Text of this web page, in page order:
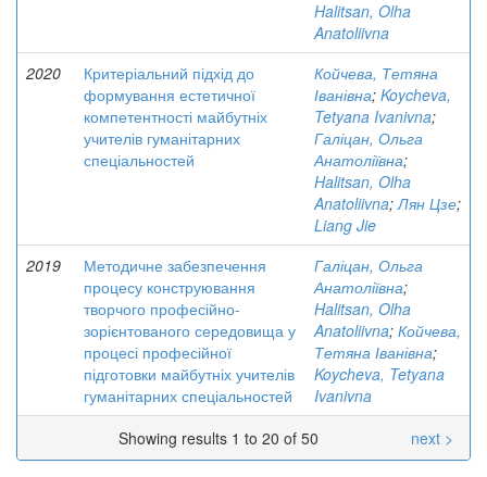
Halitsan, Olha
Anatoliivna
2020
Критеріальний підхід до
формування естетичної
компетентності майбутніх
учителів гуманітарних
спеціальностей
Койчева, Тетяна
Іванівна; Koycheva,
Tetyana Ivanivna;
Галіцан, Ольга
Анатоліївна;
Halitsan, Olha
Anatoliivna;Лян Цзе;
Liang Jie
2019
Методичне забезпечення
процесу конструювання
творчого професійно-
зорієнтованого середовища у
процесі професійної
підготовки майбутніх учителів
гуманітарних спеціальностей
Галіцан, Ольга
Анатоліївна;
Halitsan, Olha
Anatoliivna; Койчева,
Тетяна Іванівна;
Koycheva, Tetyana
Ivanivna
Showing results 1 to 20 of 50
next >